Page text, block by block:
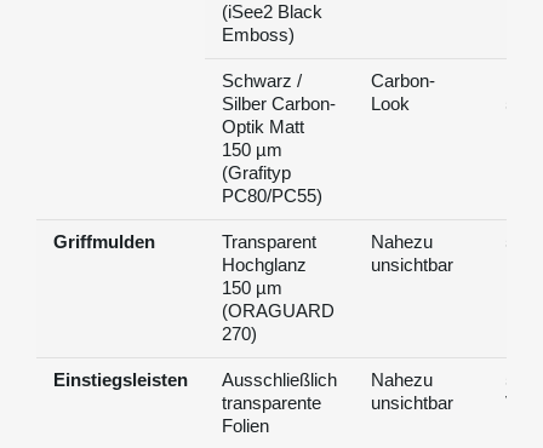
(iSee2 Black
Emboss)
Schwarz /
Silber Carbon-
Optik Matt
150 µm
(Grafityp
PC80/PC55)
Carbon-
Look
5-7
Griffmulden
Transparent
Hochglanz
150 µm
(ORAGUARD
270)
Nahezu
unsichtbar
5
Einstiegsleisten
Ausschließlich
transparente
Folien
Nahezu
unsichtbar
5